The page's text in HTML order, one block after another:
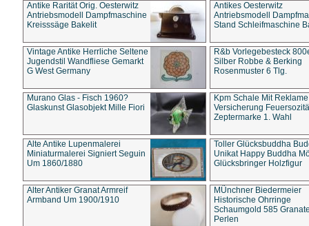
Antike Rarität Orig. Oesterwitz
Antriebsmodell Dampfmaschine
Kreisssäge Bakelit
Antikes Oesterwitz
Antriebsmodell
Stand Schleifmaschine
Vintage Antike Herrliche Seltene
Jugendstil Wandfliese Gemarkt
G West Germany
R&b Vorlegebesteck
Silber Robbe & Berking
Rosenmuster 6 Tlg.
Murano Glas - Fisch 1960?
Glaskunst Glasobjekt Mille Fiori
Kpm Schale Mit Reklame
Versicherung
Zeptermarke 1. Wahl
Alte Antike Lupenmalerei
Miniaturmalerei Signiert Seguin
Um 1860/1880
Toller Glücksbuddha
Unikat Happy Buddha
Glücksbringer Holzfigur
Alter Antiker Granat Armreif
Armband Um 1900/1910
MÜnchner Biedermeier
Historische Ohrringe
Schaumgold 585
Perlen